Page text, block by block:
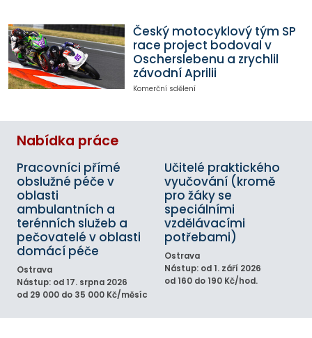
Český motocyklový tým SP
race project bodoval v
Oscherslebenu a zrychlil
závodní Aprilii
Komerční sdělení
Nabídka práce
Pracovníci přímé
obslužné péče v
oblasti
ambulantních a
terénních služeb a
pečovatelé v oblasti
domácí péče
Ostrava
Nástup: od 17. srpna 2026
od 29 000 do 35 000 Kč/měsíc
Učitelé praktického
vyučování (kromě
pro žáky se
speciálními
vzdělávacími
potřebami)
Ostrava
Nástup: od 1. září 2026
od 160 do 190 Kč/hod.